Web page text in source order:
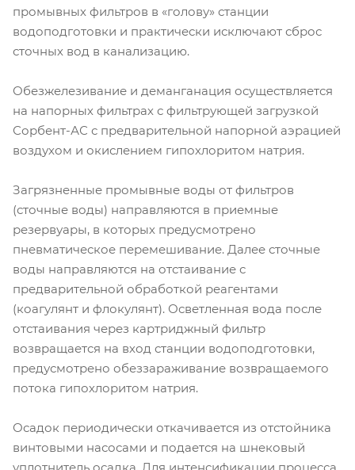
промывных фильтров в «голову» станции
водоподготовки и практически исключают сброс
сточных вод в канализацию.
Обезжелезивание и деманганация осуществляется
на напорных фильтрах с фильтрующей загрузкой
Сорбент-АС с предварительной напорной аэрацией
воздухом и окислением гипохлоритом натрия.
Загрязненные промывные воды от фильтров
(сточные воды) направляются в приемные
резервуары, в которых предусмотрено
пневматическое перемешивание. Далее сточные
воды направляются на отстаивание с
предварительной обработкой реагентами
(коагулянт и флокулянт). Осветленная вода после
отстаивания через картриджный фильтр
возвращается на вход станции водоподготовки,
предусмотрено обеззараживание возвращаемого
потока гипохлоритом натрия.
Осадок периодически откачивается из отстойника
винтовыми насосами и подается на шнековый